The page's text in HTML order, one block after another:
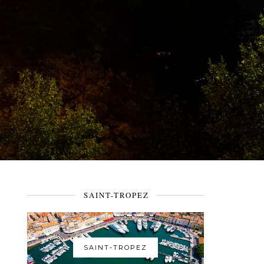
SAINT-TROPEZ
SAINT-TROPEZ